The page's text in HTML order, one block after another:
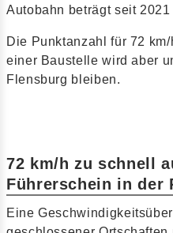
Autobahn beträgt seit
Die Punktanzahl für 72
einer Baustelle wird aber
Flensburg bleiben.
72 km/h zu schnell
Führerschein in der
Eine